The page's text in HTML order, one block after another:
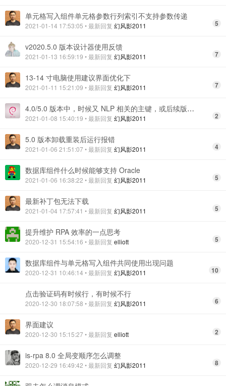
单元格写入组件单元格参数行列索引不支持参数传递
2021-01-14 17:53:05 • 最新回复 幻风影2011 5
v2020.5.0 版本设计器使用反馈
2021-01-13 16:59:19 • 最新回复 幻风影2011 7
13-14 寸电脑使用建议界面优化下
2021-01-11 15:21:09 • 最新回复 幻风影2011 7
4.0/5.0 版本中，时候又 NLP 相关的主键，或后续版本是否会推出该组件？
2021-01-08 15:40:19 • 最新回复 幻风影2011 2
5.0 版本卸载重装后运行报错
2021-01-06 21:51:07 • 最新回复 幻风影2011 4
数据库组件什么时候能够支持 Oracle
2021-01-06 16:38:22 • 最新回复 幻风影2011 5
最新补丁包无法下载
2021-01-04 17:57:41 • 最新回复 幻风影2011 5
提升维护 RPA 效率的一点思考
2020-12-31 15:54:16 • 最新回复 elliott 5
数据库组件与单元格写入组件共同使用出现问题
2020-12-31 10:46:14 • 最新回复 幻风影2011 10
点击验证码有时候行，有时候不行
2020-12-30 18:07:58 • 最新回复 幻风影2011 6
界面建议
2020-12-30 15:15:27 • 最新回复 elliott 2
is-rpa 8.0 全局变顺序怎么调整
2020-12-29 16:49:42 • 最新回复 幻风影2011 8